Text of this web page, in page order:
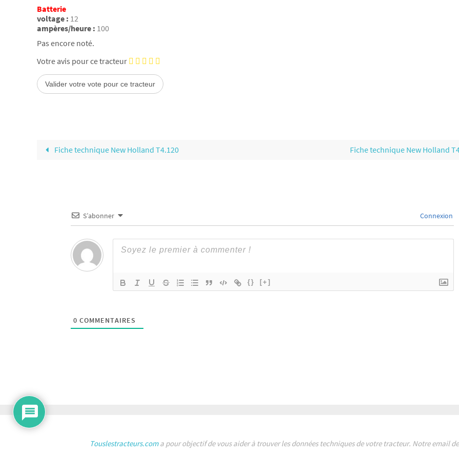
Batterie
voltage : 12
ampères/heure : 100
Pas encore noté.
Votre avis pour ce tracteur
Fiche technique New Holland T4.120 Fiche technique New Holland
S’abonner Connexion
{} [+]
0 COMMENTAIRES
Touslestracteurs.coma pour objectif de vous aider à trouver les données techniques de votre tracteur. Notre email